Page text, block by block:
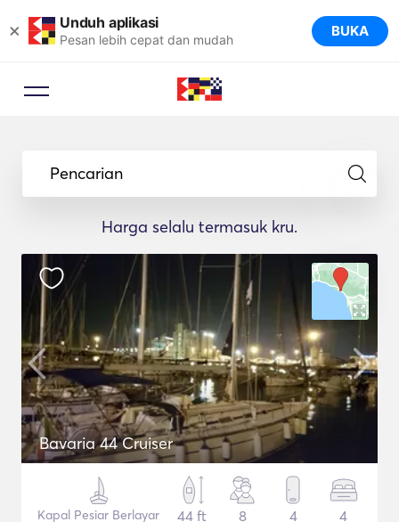
× Unduh aplikasi
Pesan lebih cepat dan mudah BUKA
Pencarian
Harga selalu termasuk kru.
Bavaria 44 Cruiser
Kapal Pesiar Berlayar
44 ft
8 4 4